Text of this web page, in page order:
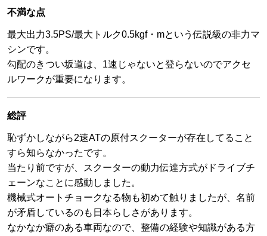
不満な点
最大出力3.5PS/最大トルク0.5kgf・mという伝説級の非力マ
シンです。
勾配のきつい坂道は、1速じゃないと登らないのでアクセ
ルワークが重要になります。
総評
恥ずかしながら2速ATの原付スクーターが存在してること
すら知らなかったです。
当たり前ですが、スクーターの動力伝達方式がドライブチ
ェーンなことに感動しました。
機械式オートチョークなる物も初めて触りましたが、名前
が矛盾しているのも日本らしさがあります。
なかなか癖のある車両なので、整備の経験や知識がある方